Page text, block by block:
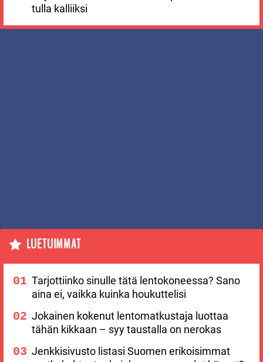
tulla kalliiksi
LUETUIMMAT
Tarjottiinko sinulle tätä lentokoneessa? Sano
aina ei, vaikka kuinka houkuttelisi
Jokainen kokenut lentomatkustaja luottaa
tähän kikkaan – syy taustalla on nerokas
Jenkkisivusto listasi Suomen erikoisimmat